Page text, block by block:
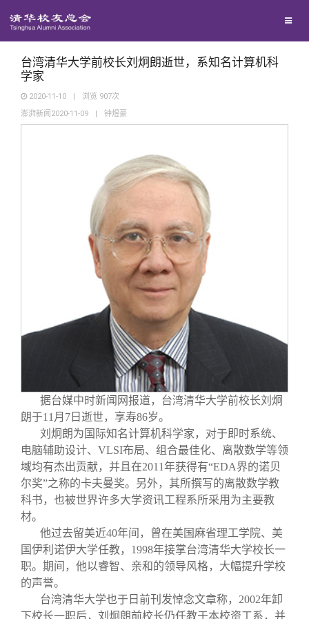
地区联络
年级联络
专业委员会
兴趣群体
西南联大校友会
回馈母校
捐赠项目
捐赠纪事
捐赠方法
义工计划
媒体平台
《水木清华》
我要订阅
新媒体平台
清华人物
清华故事
青春风采
校友文苑
校友讲坛
校友视界
校友服务
终身学习
信息化服务
三创大赛
实用信息
校友总会
总会简介
会长致辞
总会章程
理事会名单
制度法规
联系我们
台湾清华大学前校长刘炯朗逝世，系知名计算机科
学家
2020-11-10 | 浏览 907次
澎湃新闻2020-11-09
| 钟煜豪
据台媒中时新闻网报道，台湾清华大学前校长刘炯
朗于11月7日逝世，享寿86岁。
刘炯朗为国际知名计算机科学家，对于即时系统、
电脑辅助设计、VLSI布局、组合最佳化、离散数学等领
域均有杰出贡献，并且在2011年获得有“EDA界的诺贝
尔奖”之称的卡夫曼奖。另外，其所撰写的离散数学教
科书，也被世界许多大学资讯工程系所采用为主要教
材。
他过去留美近40年间，曾在美国麻省理工学院、美
国伊利诺伊大学任教，1998年接掌台湾清华大学校长一
职。期间，他以睿智、亲和的领导风格，大幅提升学校
的声誉。
台湾清华大学也于日前刊发悼念文章称，2002年卸
下校长一职后，刘炯朗前校长仍任教于本校资工系，并